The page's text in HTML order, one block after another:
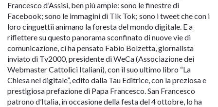
Francesco d’Assisi, ben più ampie: sono le finestre di
Facebook; sono le immagini di Tik Tok; sono i tweet che con i
loro cinguettii animano la foresta del mondo digitale. E a
riflettere su questo panorama sconfinato di nuove vie di
comunicazione, ci ha pensato Fabio Bolzetta, giornalista
inviato di Tv2000, presidente di WeCa (Associazione dei
Webmaster Cattolici Italiani), con il suo ultimo libro “La
Chiesa nel digitale”, edito dalla Tau Editrice, con la preziosa e
prestigiosa prefazione di Papa Francesco. San Francesco
patrono d’Italia, in occasione della festa del 4 ottobre, lo ha